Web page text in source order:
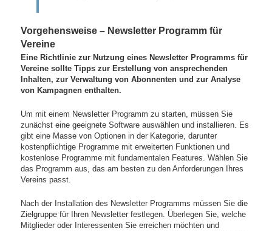
Vorgehensweise – Newsletter Programm für
Vereine
Eine Richtlinie zur Nutzung eines Newsletter Programms für
Vereine sollte Tipps zur Erstellung von ansprechenden
Inhalten, zur Verwaltung von Abonnenten und zur Analyse
von Kampagnen enthalten.
Um mit einem Newsletter Programm zu starten, müssen Sie
zunächst eine geeignete Software auswählen und installieren. Es
gibt eine Masse von Optionen in der Kategorie, darunter
kostenpflichtige Programme mit erweiterten Funktionen und
kostenlose Programme mit fundamentalen Features. Wählen Sie
das Programm aus, das am besten zu den Anforderungen Ihres
Vereins passt.
Nach der Installation des Newsletter Programms müssen Sie die
Zielgruppe für Ihren Newsletter festlegen. Überlegen Sie, welche
Mitglieder oder Interessenten Sie erreichen möchten und